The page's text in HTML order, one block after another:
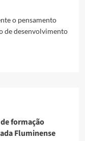
o pensamento
de desenvolvimento
formação
Fluminense